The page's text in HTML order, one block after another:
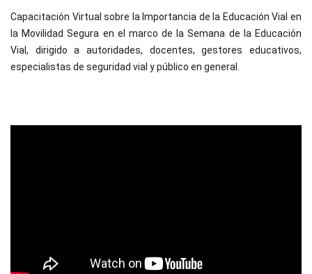
Capacitación Virtual sobre la Importancia de la Educación Vial en
la Movilidad Segura en el marco de la Semana de la Educación
Vial, dirigido a autoridades, docentes, gestores educativos,
especialistas de seguridad vial y público en general.